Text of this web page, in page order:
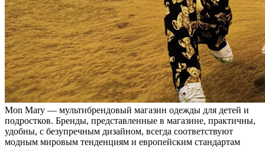
Mon Mary — мультибрендовый магазин одежды для детей и
подростков. Бренды, представленные в магазине, практичны,
удобны, с безупречным дизайном, всегда соответствуют
модным мировым тенденциям и европейским стандартам